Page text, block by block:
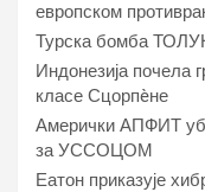
европском
Турска бомба
Индонезија почела
класе Сцорпèне
Амерички АПФИТ
за УССОЦОМ
Еатон приказује